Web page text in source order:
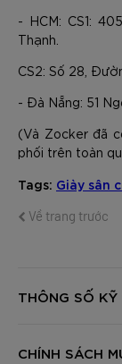
- HCM: CS1:
Thạnh.
CS2: Số 28,
- Đà Nẵng: 51
(Và Zocker đã
phối trên toàn
Tags: Giày sân
Về trang trước
THÔNG SỐ
CHÍNH SÁCH